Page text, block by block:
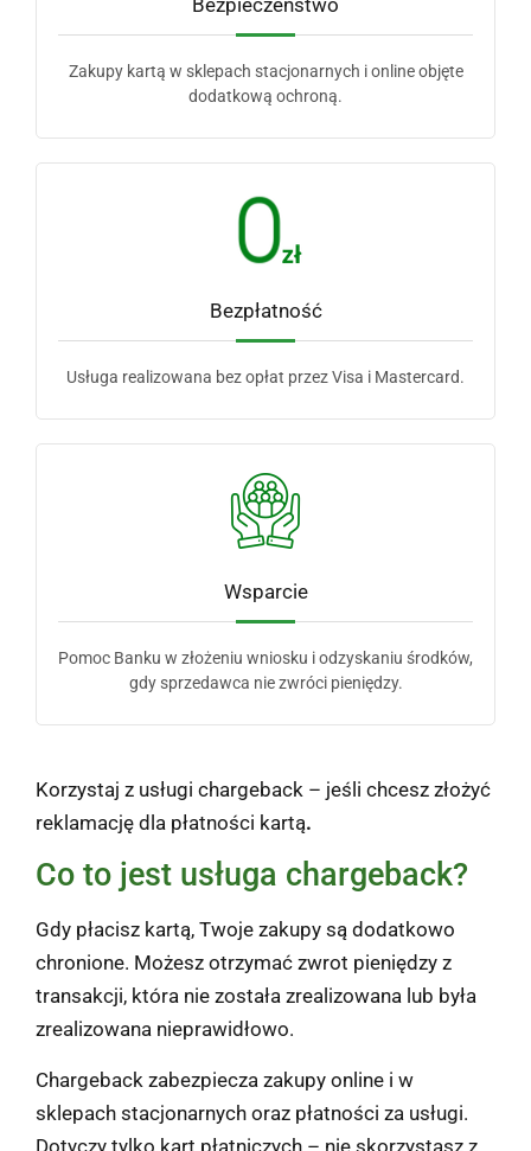
Bezpieczeństwo
Zakupy kartą w sklepach stacjonarnych i online objęte
dodatkową ochroną.
Bezpłatność
Usługa realizowana bez opłat przez Visa i Mastercard.
Wsparcie
Pomoc Banku w złożeniu wniosku i odzyskaniu środków,
gdy sprzedawca nie zwróci pieniędzy.
Korzystaj z usługi chargeback – jeśli chcesz złożyć
reklamację dla płatności kartą.
Co to jest usługa chargeback?
Gdy płacisz kartą, Twoje zakupy są dodatkowo
chronione. Możesz otrzymać zwrot pieniędzy z
transakcji, która nie została zrealizowana lub była
zrealizowana nieprawidłowo.
Chargeback zabezpiecza zakupy online i w
sklepach stacjonarnych oraz płatności za usługi.
Dotyczy tylko kart płatniczych – nie skorzystasz z